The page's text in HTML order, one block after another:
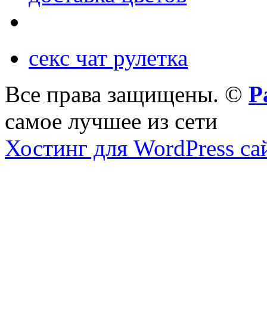
секс чат рулетка
Все права защищены. ©
самое лучшее из сети
Хостинг для WordPress